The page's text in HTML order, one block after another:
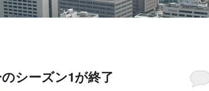
シーズン1が終了